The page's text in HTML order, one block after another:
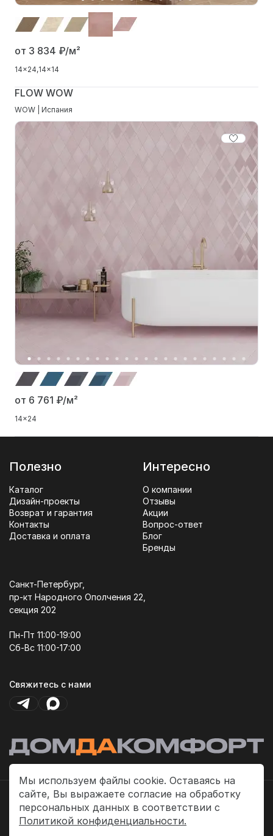
Мы используем файлы cookie. Оставаясь на
сайте, Вы выражаете согласие на обработку
персональных данных в соответствии с
Политикой конфиденциальности.
от 3 834 ₽/м²
14x24 14x14
FLOW WOW
WOW | Испания
от 6 761 ₽/м²
14x24
Полезно
Каталог
Дизайн-проекты
Возврат и гарантия
Контакты
Доставка и оплата
Интересно
О компании
Отзывы
Акции
Вопрос-ответ
Блог
Бренды
Санкт-Петербург,
пр-кт Народного Ополчения 22,
секция 202
Пн-Пт 11:00-19:00
Сб-Вс 11:00-17:00
Свяжитесь с нами
Политика платежей
Политика конфиденциальности